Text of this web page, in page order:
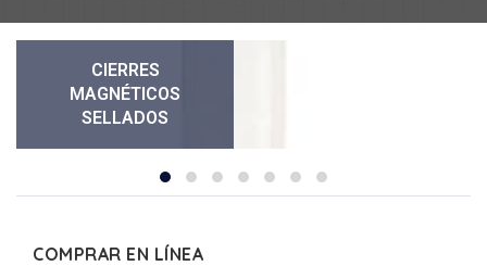
pestillos magnéticos con clip están hechos de POM,
CIERRES
MAGNÉTICOS
SELLADOS
COMPRAR EN LÍNEA